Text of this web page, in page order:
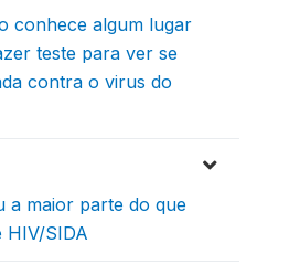
conhece algum lugar
teste para ver se
contra o virus do
a maior parte do que
HIV/SIDA